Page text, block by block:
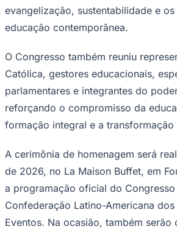
evangelização, sustentabilidade e
educação contemporânea.
O Congresso também reuniu
Católica, gestores educacionais,
parlamentares e integrantes do
reforçando o compromisso da
formação integral e a transformação
A cerimônia de homenagem será
de 2026, no La Maison Buffet, em
a programação oficial do Congresso
Confederação Latino-Americana
Eventos. Na ocasião, também serão